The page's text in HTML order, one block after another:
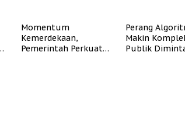
Momentum
Kemerdekaan,
Pemerintah Perkuat
Perang
Makin
Publik